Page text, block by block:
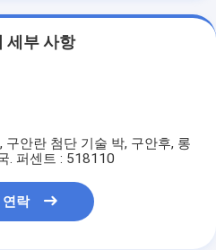
세부 사항
구안란 첨단 기술 박, 구안후, 롱
. 퍼센트 : 518110
연락